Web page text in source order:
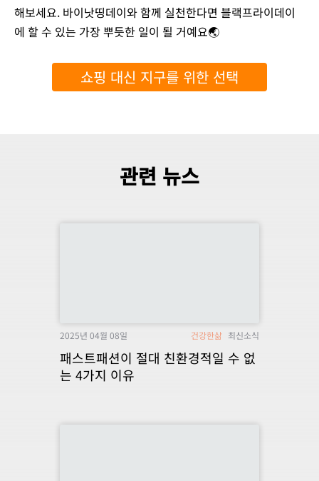
해보세요. 바이낫띵데이와 함께 실천한다면 블랙프라이데이
에 할 수 있는 가장 뿌듯한 일이 될 거예요🌏
쇼핑 대신 지구를 위한 선택
관련 뉴스
2025년 04월 08일 건강한삶 최신소식
패스트패션이 절대 친환경적일 수 없
는 4가지 이유